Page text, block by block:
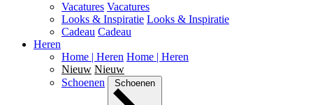
Vacatures Vacatures
Looks & Inspiratie Looks & Inspiratie
Cadeau Cadeau
Heren
Home | Heren Home | Heren
Nieuw Nieuw
Schoenen
Schoenen